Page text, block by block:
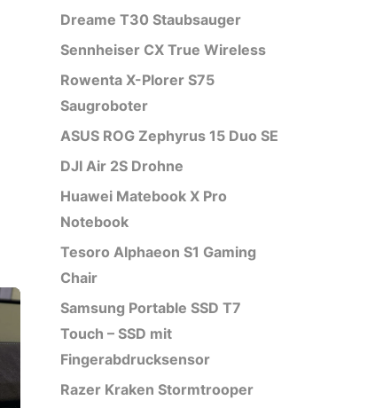
Dreame T30 Staubsauger
Sennheiser CX True Wireless
Rowenta X-Plorer S75
Saugroboter
ASUS ROG Zephyrus 15 Duo SE
DJI Air 2S Drohne
Huawei Matebook X Pro
Notebook
Tesoro Alphaeon S1 Gaming
Chair
Samsung Portable SSD T7
Touch – SSD mit
Fingerabdrucksensor
Razer Kraken Stormtrooper